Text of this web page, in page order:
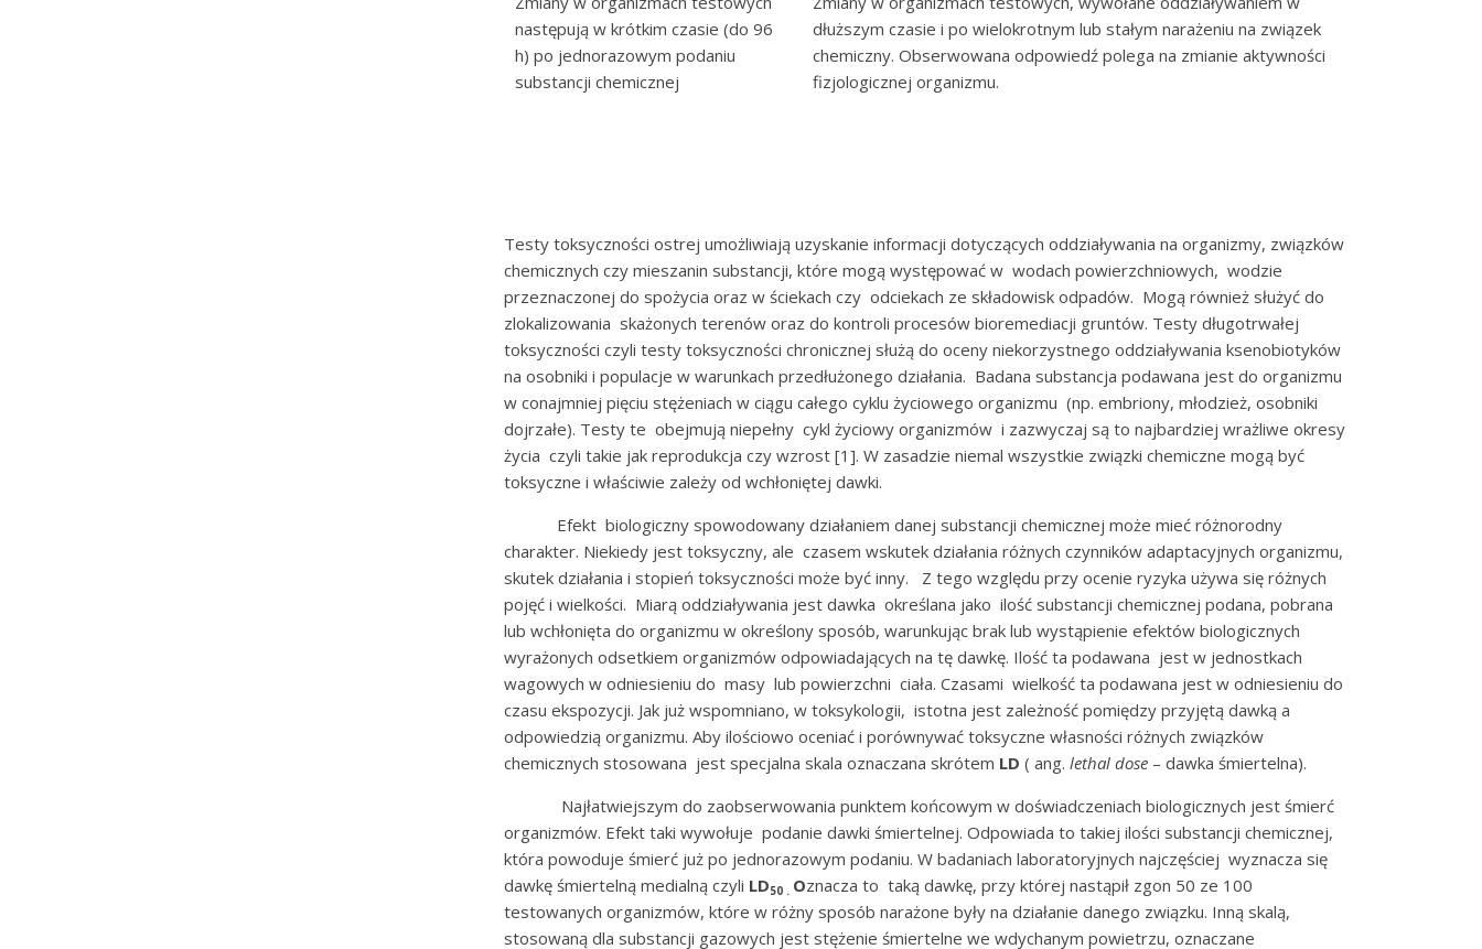
następują w krótkim czasie (do 96
h) po jednorazowym podaniu
substancji chemicznej
dłuższym czasie i po wielokrotnym lub stałym narażeniu na związek
chemiczny. Obserwowana odpowiedź polega na zmianie aktywności
fizjologicznej organizmu.
Testy toksyczności ostrej umożliwiają uzyskanie informacji dotyczących oddziaływania na organizmy, związków
chemicznych czy mieszanin substancji, które mogą występować w wodach powierzchniowych, wodzie
przeznaczonej do spożycia oraz w ściekach czy odciekach ze składowisk odpadów. Mogą również służyć do
zlokalizowania skażonych terenów oraz do kontroli procesów bioremediacji gruntów. Testy długotrwałej
toksyczności czyli testy toksyczności chronicznej służą do oceny niekorzystnego oddziaływania ksenobiotyków
na osobniki i populacje w warunkach przedłużonego działania. Badana substancja podawana jest do organizmu
w conajmniej pięciu stężeniach w ciągu całego cyklu życiowego organizmu (np. embriony, młodzież, osobniki
dojrzałe). Testy te obejmują niepełny cykl życiowy organizmów i zazwyczaj są to najbardziej wrażliwe okresy
życia czyli takie jak reprodukcja czy wzrost [1]. W zasadzie niemal wszystkie związki chemiczne mogą być
toksyczne i właściwie zależy od wchłoniętej dawki.
Efekt biologiczny spowodowany działaniem danej substancji chemicznej może mieć różnorodny
charakter. Niekiedy jest toksyczny, ale czasem wskutek działania różnych czynników adaptacyjnych organizmu,
skutek działania i stopień toksyczności może być inny. Z tego względu przy ocenie ryzyka używa się różnych
pojęć i wielkości. Miarą oddziaływania jest dawka określana jako ilość substancji chemicznej podana, pobrana
lub wchłonięta do organizmu w określony sposób, warunkując brak lub wystąpienie efektów biologicznych
wyrażonych odsetkiem organiz­mów odpowiadających na tę dawkę. Ilość ta podawana jest w jednostkach
wagowych w odniesieniu do masy lub powierzchni ciała. Czasami wielkość ta podawana jest w odniesieniu do
czasu ekspozycji. Jak już wspomniano, w toksykologii, istotna jest zależność pomiędzy przyjętą dawką a
odpowiedzią organizmu. Aby ilościowo oceniać i porównywać toksyczne własności różnych związków
chemicznych stosowana jest specjalna skala oznaczana skrótem LD ( ang. lethal dose – dawka śmiertelna).
Najłatwiejszym do zaobserwowania punktem końcowym w doświadczeniach biologicznych jest śmierć
organizmów. Efekt taki wywołuje podanie dawki śmiertelnej. Odpowiada to takiej ilości substancji chemicznej,
która powoduje śmierć już po jednorazowym podaniu. W badaniach laboratoryjnych najczęściej wyznacza się
dawkę śmiertelną medialną czyli LD50 . Oznacza to taką dawkę, przy której nastąpił zgon 50 ze 100
testowanych organizmów, które w różny sposób narażone były na działanie danego związku. Inną skalą,
stosowaną dla substancji gazowych jest stężenie śmiertelne we wdychanym powietrzu, oznaczane